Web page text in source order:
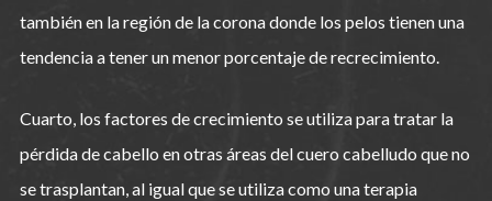
también en la región de la corona donde los pelos tienen una
tendencia a tener un menor porcentaje de recrecimiento.
Cuarto, los factores de crecimiento se utiliza para tratar la
pérdida de cabello en otras áreas del cuero cabelludo que no
se trasplantan, al igual que se utiliza como una terapia